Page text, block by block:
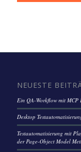
NEUESTE
Ein QA-Workflow mit
Desktop
Testautomatisierung mit
der Page-Object Model